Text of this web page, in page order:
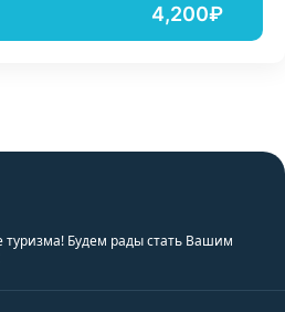
4,200₽
туризма! Будем рады стать Вашим